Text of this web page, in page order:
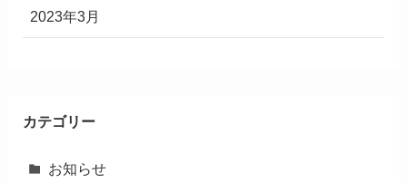
2023年3月
カテゴリー
お知らせ